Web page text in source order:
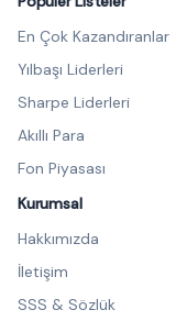
En Çok Kazandıranlar
Yılbaşı Liderleri
Sharpe Liderleri
Akıllı Para
Fon Piyasası
Kurumsal
Hakkımızda
İletişim
SSS & Sözlük